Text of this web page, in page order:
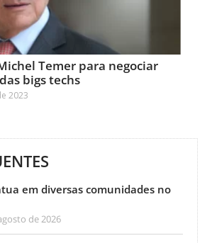
Temer para negociar
bigs techs
2023
em diversas comunidades no
de 2026